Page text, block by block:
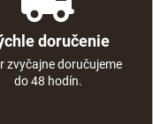
doručenie
zvyčajne doručujeme
do 48 hodín.